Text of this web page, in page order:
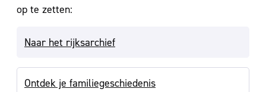
op te zetten:
Naar het rijksarchief
Ontdek je familiegeschiedenis